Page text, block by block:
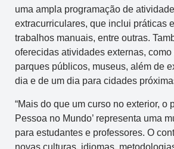
uma ampla programação de
extracurriculares, que inclui práticas
trabalhos manuais, entre outras.
oferecidas atividades externas,
parques públicos, museus, além de
dia e de um dia para cidades
“Mais do que um curso no exterior, o
Pessoa no Mundo’ representa uma
para estudantes e professores. O
novas culturas, idiomas,